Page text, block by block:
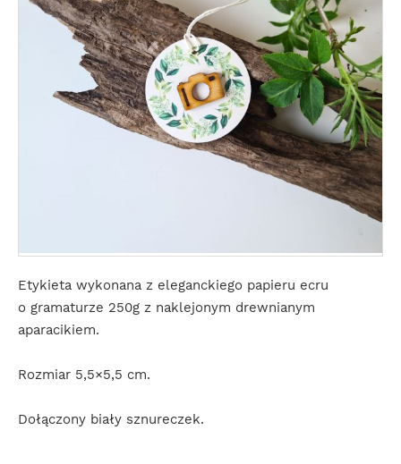
Etykieta wykonana z eleganckiego papieru ecru
o gramaturze 250g z naklejonym drewnianym
aparacikiem.
Rozmiar 5,5×5,5 cm.
Dołączony biały sznureczek.